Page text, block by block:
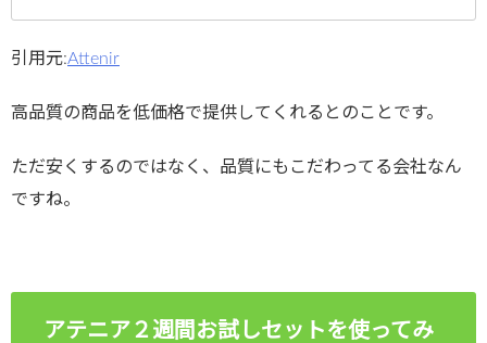
引用元:Attenir
高品質の商品を低価格で提供してくれるとのことです。
ただ安くするのではなく、品質にもこだわってる会社なん
ですね。
アテニア２週間お試しセットを使ってみ